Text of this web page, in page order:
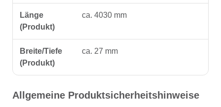
Länge
(Produkt)
ca. 4030 mm
Breite/Tiefe
(Produkt)
ca. 27 mm
Allgemeine Produktsicherheitshinweise